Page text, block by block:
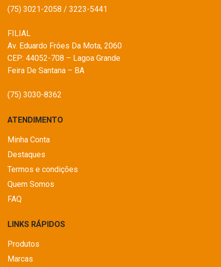
(75) 3021-2058 / 3223-5441
FILIAL
Av. Eduardo Fróes Da Mota, 2060
CEP: 44052-708 – Lagoa Grande
Feira De Santana – BA
(75) 3030-8362
ATENDIMENTO
Minha Conta
Destaques
Termos e condições
Quem Somos
FAQ
LINKS RÁPIDOS
Produtos
Marcas